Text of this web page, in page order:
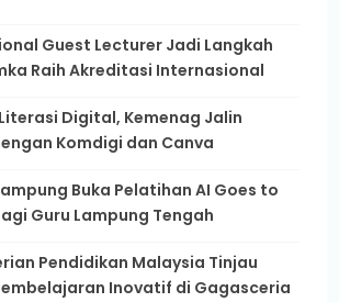
Guest Lecturer Jadi Langkah
Raih Akreditasi Internasional
Digital, Kemenag Jalin
Komdigi dan Canva
Buka Pelatihan AI Goes to
Guru Lampung Tengah
Pendidikan Malaysia Tinjau
Inovatif di Gagasceria